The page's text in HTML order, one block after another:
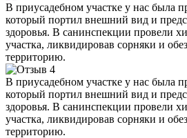
В приусадебном участке у нас была
который портил внешний вид и
здоровья. В санинспекции провели
участка, ликвидировав сорняки и
территорию.
В приусадебном участке у нас была
который портил внешний вид и
здоровья. В санинспекции провели
участка, ликвидировав сорняки и
территорию.